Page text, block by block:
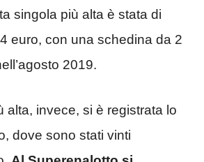
singola più alta è stata di
euro, con una schedina da 2
2019.
alta, invece, si è registrata lo
dove sono stati vinti